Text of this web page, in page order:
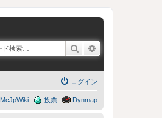
検索
ログイン
Dynmap
投票
McJpWiki